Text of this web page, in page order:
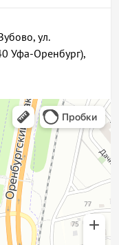
ул.
Уфа-Оренбург),